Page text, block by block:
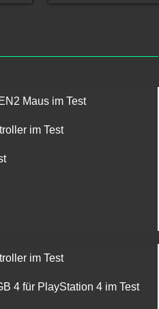
Maus im Test
im Test
im Test
4 für PlayStation 4 im Test